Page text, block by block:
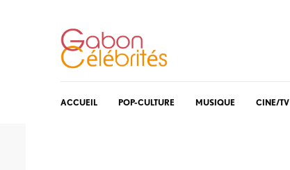
ACCUEIL POP-CULTURE MUSIQUE CINE/TV